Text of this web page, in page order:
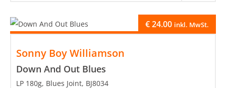
Sonny Boy Williamson
Down And Out Blues
€24.00 inkl. MwSt.
LP 180g, Blues Joint, BJ8034